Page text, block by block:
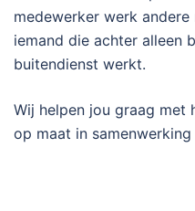
medewerker werk
iemand die achter alleen
buitendienst werkt.
Wij helpen jou graag met
op maat in